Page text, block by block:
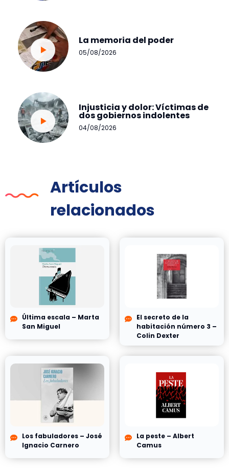
La memoria del poder
05/08/2026
Injusticia y dolor: Víctimas de
dos gobiernos indolentes
04/08/2026
Artículos
relacionados
Última escala – Marta
San Miguel
El secreto de la
habitación número 3 –
Colin Dexter
Los fabuladores – José
Ignacio Carnero
La peste – Albert
Camus